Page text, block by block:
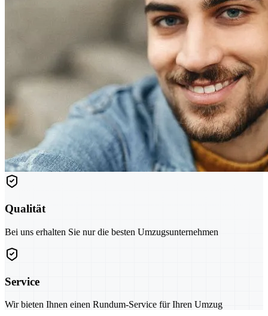
Qualität
Bei uns erhalten Sie nur die besten Umzugsunternehmen
Service
Wir bieten Ihnen einen Rundum-Service für Ihren Umzug